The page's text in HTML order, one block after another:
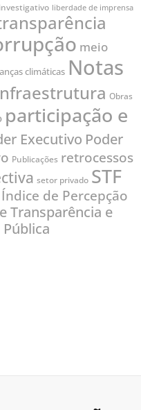
liberdade de imprensa
meio
climáticas Notas
Obras
participação e
Executivo Poder
Publicações retrocessos
setor privado STF
Índice de Percepção
Transparência e